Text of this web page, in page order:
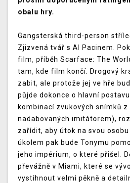
obalu hry.
Gangsterská third-person
Zjizvená tvář s Al Pacinem.
film, příběh Scarface: The
tam, kde film končí. Drogový
zabit, ale protože jej ve hře
půjde dokonce o hlavní
kombinací zvukových snímků
nadabovaných imitátorem),
zařídit, aby útok na svou
úkolem pak bude Tonymu
jeho impérium, o které přišel.
převážně v Miami, které se
vystihnout velmi pěkně a